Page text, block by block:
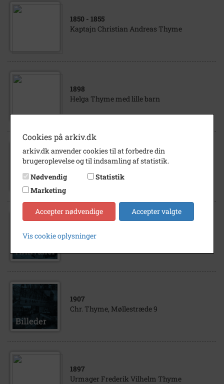
1850 - 1855
Kaptajn Christian Andreas Thyme
1898
Helga Thyme med lille barn
1870- 1980
Slægten Thyme Kokoppeattest Police for
Næringsbevis Kontrakter for...
1890- 1934
Christian Andreas Thyme Personlige
1907
Chr. Thyme, Møllestræde 9
1897
Urmager Frederik Vilhelm Thyme
Cookies på arkiv.dk
arkiv.dk anvender cookies til at forbedre din
brugeroplevelse og til indsamling af statistik.
Nødvendig
Statistik
Marketing
Accepter nødvendige Accepter valgte
Vis cookie oplysninger